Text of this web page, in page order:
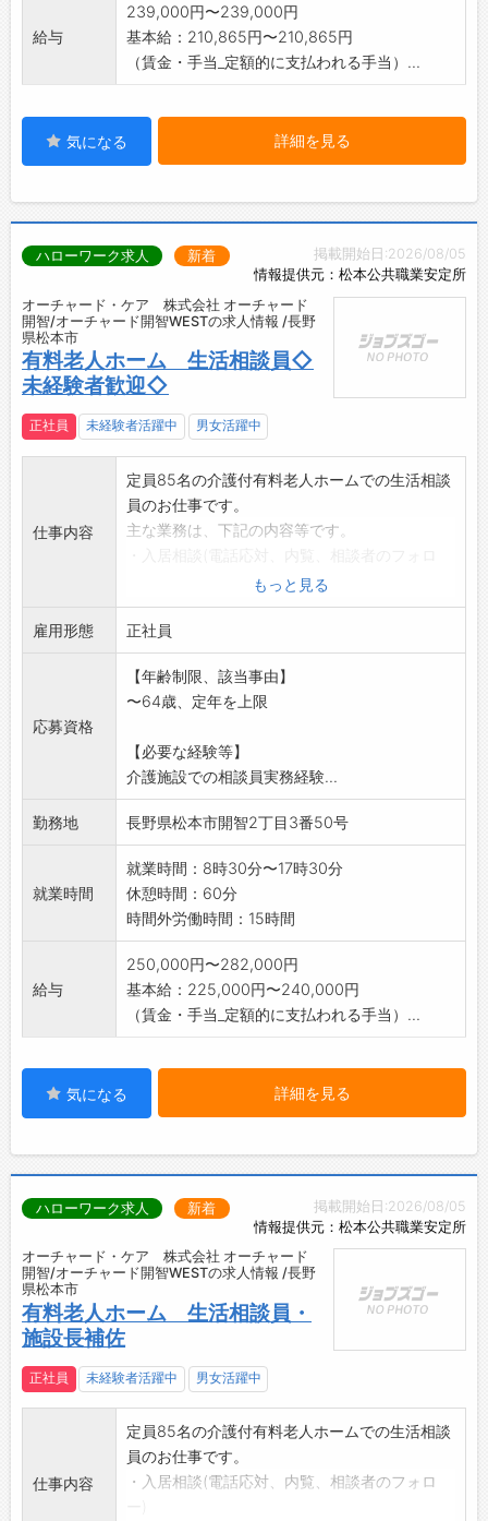
給与
239,000円〜239,000円
基本給：210,865円〜210,865円
（賃金・手当_定額的に支払われる手当）...
気になる 詳細を見る
掲載開始日:2026/08/05
情報提供元：松本公共職業安定所
ハローワーク求人 新着
オーチャード・ケア 株式会社 オーチャード
開智/オーチャード開智WESTの求人情報 /長野
県松本市
有料老人ホーム 生活相談員◇
未経験者歓迎◇
正社員 未経験者活躍中 男女活躍中
仕事内容
定員85名の介護付有料老人ホームでの生活相談
員のお仕事です。
主な業務は、下記の内容等です。
・入退去手続(日程調整、重要事項説明、契約手
続き)
・生活相談(利用者様やご家族様の相談業務)
・イベント・レク支援
・各部署(介護・看護等)との調整病務
・病院、居宅介護支援事業所への広報活動
*変更の範囲:介護施設・事業所の運営に関わる
業務全般
もっと見る
雇用形態 正社員
応募資格
【年齢制限、該当事由】
〜64歳、定年を上限
【必要な経験等】
介護施設での相談員実務経験...
勤務地 長野県松本市開智2丁目3番50号
就業時間
就業時間：8時30分〜17時30分
休憩時間：60分
時間外労働時間：15時間
給与
250,000円〜282,000円
基本給：225,000円〜240,000円
（賃金・手当_定額的に支払われる手当）...
気になる 詳細を見る
掲載開始日:2026/08/05
情報提供元：松本公共職業安定所
ハローワーク求人 新着
オーチャード・ケア 株式会社 オーチャード
開智/オーチャード開智WESTの求人情報 /長野
県松本市
有料老人ホーム 生活相談員・
施設長補佐
正社員 未経験者活躍中 男女活躍中
仕事内容
定員85名の介護付有料老人ホームでの生活相談
員のお仕事です。
・入居相談(電話応対、内覧、相談者のフォロ